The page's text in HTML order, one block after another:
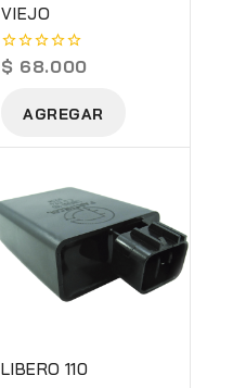
VIEJO
0
out
$ 68.000
AGREGAR
LIBERO 110